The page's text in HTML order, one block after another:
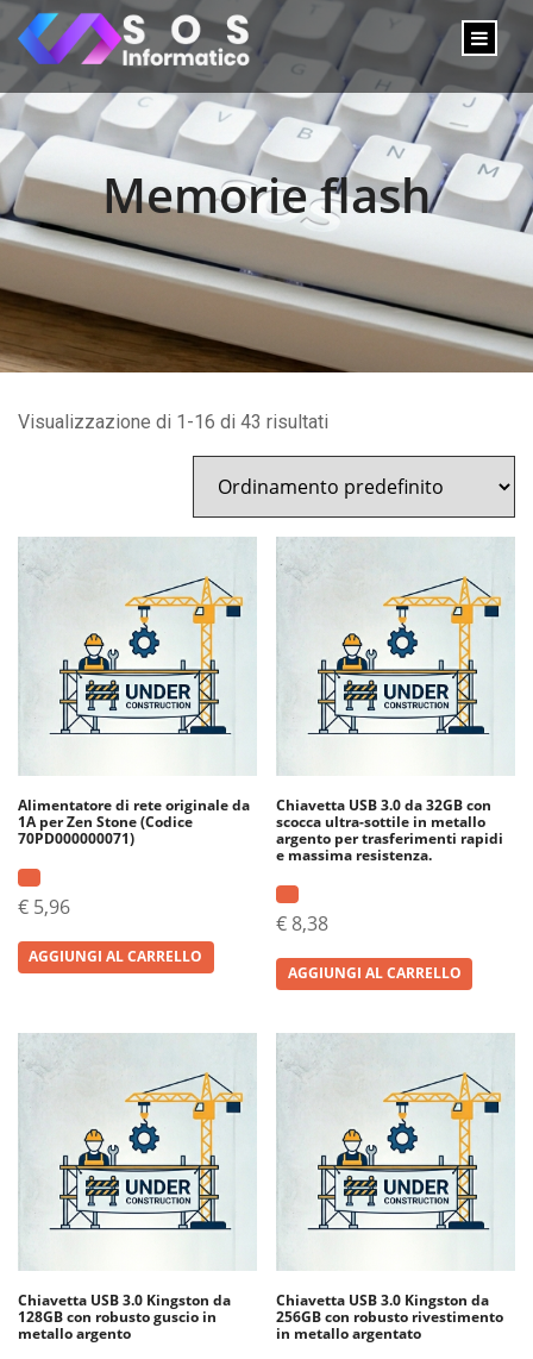
Memorie flash
Visualizzazione di 1-16 di 43 risultati
Alimentatore di rete originale da
1A per Zen Stone (Codice
70PD000000071)
€ 5,96
AGGIUNGI AL CARRELLO
Chiavetta USB 3.0 da 32GB con
scocca ultra-sottile in metallo
argento per trasferimenti rapidi
e massima resistenza.
€ 8,38
AGGIUNGI AL CARRELLO
Chiavetta USB 3.0 Kingston da
128GB con robusto guscio in
metallo argento
Chiavetta USB 3.0 Kingston da
256GB con robusto rivestimento
in metallo argentato